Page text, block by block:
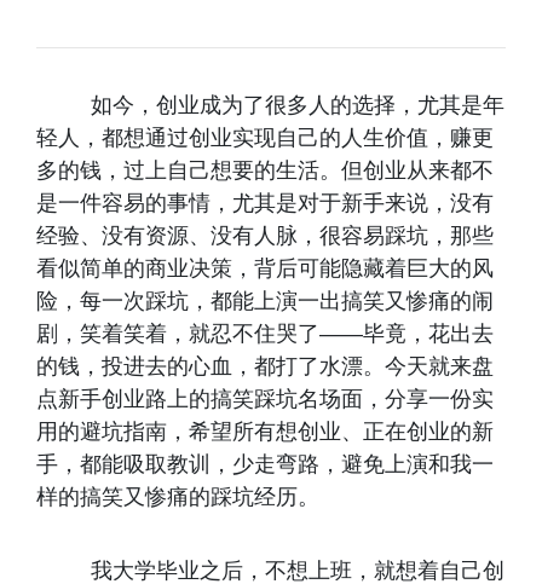
如今，创业成为了很多人的选择，尤其是年
轻人，都想通过创业实现自己的人生价值，赚更
多的钱，过上自己想要的生活。但创业从来都不
是一件容易的事情，尤其是对于新手来说，没有
经验、没有资源、没有人脉，很容易踩坑，那些
看似简单的商业决策，背后可能隐藏着巨大的风
险，每一次踩坑，都能上演一出搞笑又惨痛的闹
剧，笑着笑着，就忍不住哭了——毕竟，花出去
的钱，投进去的心血，都打了水漂。今天就来盘
点新手创业路上的搞笑踩坑名场面，分享一份实
用的避坑指南，希望所有想创业、正在创业的新
手，都能吸取教训，少走弯路，避免上演和我一
样的搞笑又惨痛的踩坑经历。
我大学毕业之后，不想上班，就想着自己创